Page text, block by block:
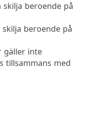
beroende på
beroende på
gäller inte
tillsammans med